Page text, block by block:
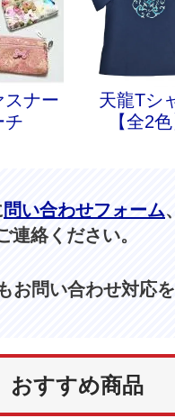
スナー
チ
天龍Tシ
【全2
問い合わせフォーム
連絡ください。
お問い合わせ対応
おすすめ商品